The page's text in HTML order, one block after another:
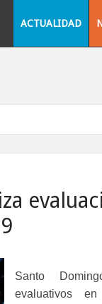
ACTUALIDAD
Santo
evaluativos